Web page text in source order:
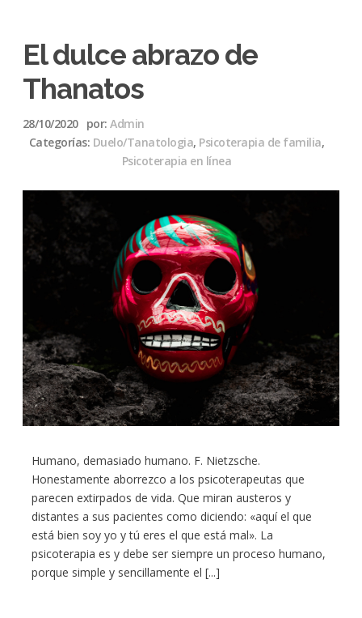
El dulce abrazo de
Thanatos
28/10/2020 por:Admin
Categorías: Duelo/Tanatologia, Psicoterapia de familia,
Psicoterapia en línea
Humano, demasiado humano. F. Nietzsche.
Honestamente aborrezco a los psicoterapeutas que
parecen extirpados de vida. Que miran austeros y
distantes a sus pacientes como diciendo: «aquí el que
está bien soy yo y tú eres el que está mal». La
psicoterapia es y debe ser siempre un proceso humano,
porque simple y sencillamente el [...]